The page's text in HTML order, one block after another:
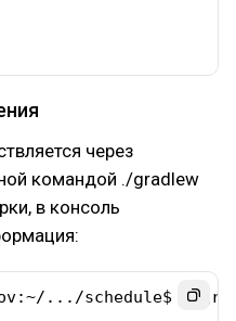
через
командой ./gradlew
в консоль
.../schedule$ ./